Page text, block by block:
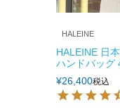
HALEINE
HALEINE 日
ハンドバッグ
¥26,400税込